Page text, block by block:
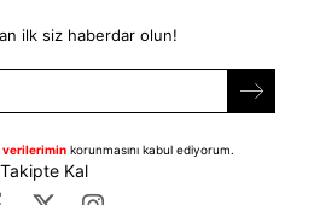
ilk siz haberdar olun!
korunmasını kabul ediyorum.
Takipte Kal